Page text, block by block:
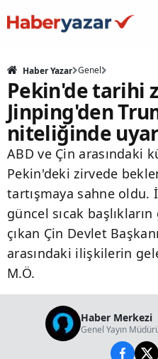
Haber Yazar Genel
Pekin'de tarihi
Jinping'den
niteliğinde
ABD ve Çin arasındaki
Pekin'deki zirvede
tartışmaya sahne oldu.
güncel sıcak
çıkan Çin Devlet
arasındaki ilişkilerin
M.Ö.
Haber Merkezi
Genel Yayın